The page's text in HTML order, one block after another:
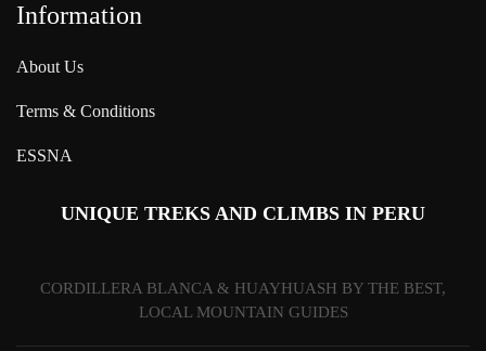
Information
About Us
Terms & Conditions
ESSNA
UNIQUE TREKS AND CLIMBS IN PERU
CORDILLERA BLANCA & HUAYHUASH BY THE BEST,
LOCAL MOUNTAIN GUIDES